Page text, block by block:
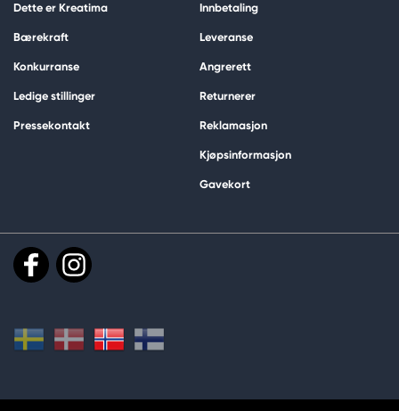
Dette er Kreatima
Bærekraft
Konkurranse
Ledige stillinger
Pressekontakt
Innbetaling
Leveranse
Angrerett
Returnerer
Reklamasjon
Kjøpsinformasjon
Gavekort